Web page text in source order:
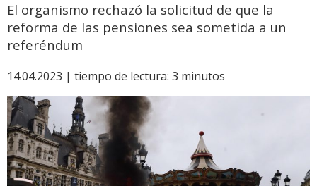
El organismo rechazó la solicitud de que la
reforma de las pensiones sea sometida a un
referéndum
14.04.2023 | tiempo de lectura: 3 minutos